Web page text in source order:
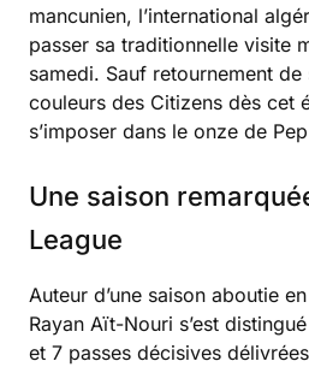
mancunien, l’international
passer sa traditionnelle visite
samedi. Sauf retournement
couleurs des Citizens dès cet
s’imposer dans le onze de
Une saison
League
Auteur d’une saison aboutie
Rayan Aït-Nouri s’est
et 7 passes décisives